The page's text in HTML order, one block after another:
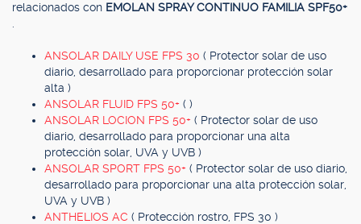
relacionados con EMOLAN SPRAY CONTINUO FAMILIA SPF50+
ANSOLAR DAILY USE FPS 30 ( Protector solar de uso
diario, desarrollado para proporcionar protección solar
alta )
ANSOLAR FLUID FPS 50+ ( )
ANSOLAR LOCION FPS 50+ ( Protector solar de uso
diario, desarrollado para proporcionar una alta
protección solar, UVA y UVB )
ANSOLAR SPORT FPS 50+ ( Protector solar de uso diario,
desarrollado para proporcionar una alta protección solar,
UVA y UVB )
ANTHELIOS AC ( Protección rostro, FPS 30 )